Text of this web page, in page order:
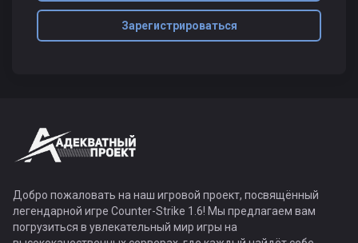
Зарегистрироваться
Добро пожаловать на наш игровой проект, посвящённый
легендарной игре Counter-Strike 1.6! Мы предлагаем вам
погрузиться в увлекательный мир игры на